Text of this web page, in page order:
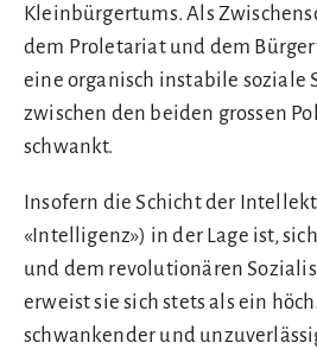
Kleinbürgertums. Als
dem Proletariat und dem
eine organisch instabile soziale
zwischen den beiden grossen
schwankt.
Insofern die Schicht der
«Intelligenz») in der Lage ist,
und dem revolutionären
erweist sie sich stets als ein
schwankender und